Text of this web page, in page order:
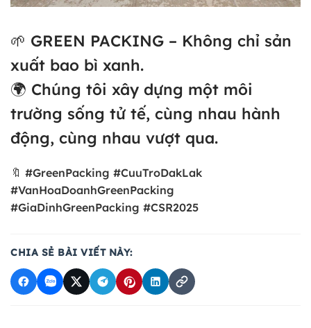
🌱 GREEN PACKING – Không chỉ sản
xuất bao bì xanh.
🌍 Chúng tôi xây dựng một môi
trường sống tử tế, cùng nhau hành
động, cùng nhau vượt qua.
🔖 #GreenPacking #CuuTroDakLak
#VanHoaDoanhGreenPacking
#GiaDinhGreenPacking #CSR2025
CHIA SẺ BÀI VIẾT NÀY: